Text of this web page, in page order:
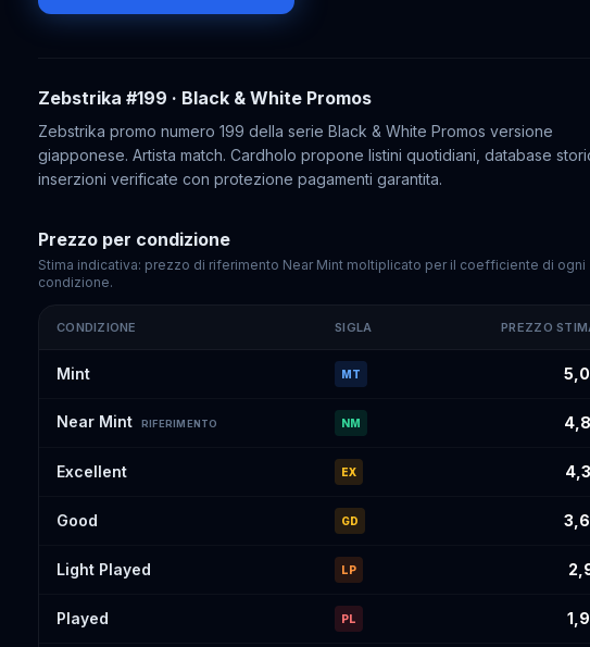
Zebstrika #199 · Black & White Promos
Zebstrika promo numero 199 della serie Black & White Promos versione
giapponese. Artista match. Cardholo propone listini quotidiani, database
inserzioni verificate con protezione pagamenti garantita.
Prezzo per condizione
Stima indicativa: prezzo di riferimento Near Mint moltiplicato per il coefficiente di ogni
condizione.
per condizione
CONDIZIONE SIGLA PREZZO
Mint MT
Near Mint RIFERIMENTO NM
Excellent EX
Good GD
Light Played LP
Played PL